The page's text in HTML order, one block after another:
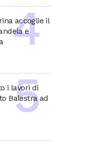
accoglie il
e
i lavori di
Balestra ad